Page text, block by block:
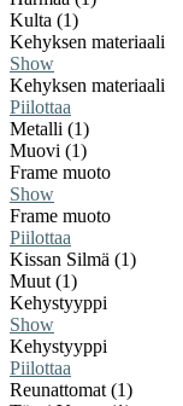
Kulta (1)
Kehyksen materiaali
Show
Kehyksen materiaali
Piilottaa
Metalli (1)
Muovi (1)
Frame muoto
Show
Frame muoto
Piilottaa
Kissan Silmä (1)
Muut (1)
Kehystyyppi
Show
Kehystyyppi
Piilottaa
Reunattomat (1)